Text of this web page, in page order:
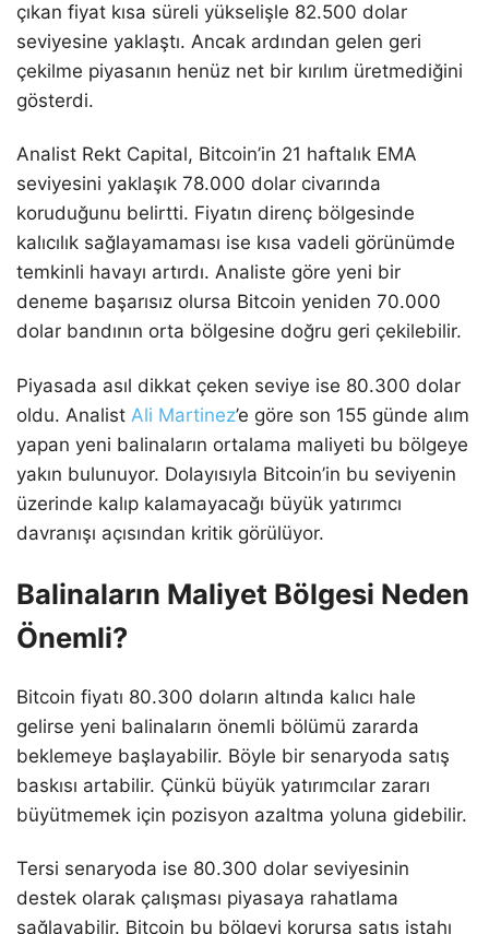
çıkan fiyat kısa süreli yükselişle 82.500 dolar
seviyesine yaklaştı. Ancak ardından gelen geri
çekilme piyasanın henüz net bir kırılım üretmediğini
gösterdi.
Analist Rekt Capital, Bitcoin’in 21 haftalık EMA
seviyesini yaklaşık 78.000 dolar civarında
koruduğunu belirtti. Fiyatın direnç bölgesinde
kalıcılık sağlayamaması ise kısa vadeli görünümde
temkinli havayı artırdı. Analiste göre yeni bir
deneme başarısız olursa Bitcoin yeniden 70.000
dolar bandının orta bölgesine doğru geri çekilebilir.
Piyasada asıl dikkat çeken seviye ise 80.300 dolar
oldu. Analist Ali Martinez’e göre son 155 günde alım
yapan yeni balinaların ortalama maliyeti bu bölgeye
yakın bulunuyor. Dolayısıyla Bitcoin’in bu seviyenin
üzerinde kalıp kalamayacağı büyük yatırımcı
davranışı açısından kritik görülüyor.
Balinaların Maliyet Bölgesi Neden
Önemli?
Bitcoin fiyatı 80.300 doların altında kalıcı hale
gelirse yeni balinaların önemli bölümü zararda
beklemeye başlayabilir. Böyle bir senaryoda satış
baskısı artabilir. Çünkü büyük yatırımcılar zararı
büyütmemek için pozisyon azaltma yoluna gidebilir.
Tersi senaryoda ise 80.300 dolar seviyesinin
destek olarak çalışması piyasaya rahatlama
sağlayabilir. Bitcoin bu bölgeyi korursa satış iştahı